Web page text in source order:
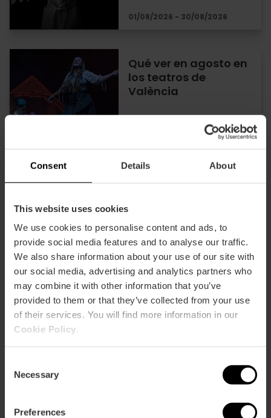
Consent Details About
This website uses cookies
We use cookies to personalise content and ads, to
provide social media features and to analyse our traffic.
We also share information about your use of our site with
our social media, advertising and analytics partners who
may combine it with other information that you’ve
provided to them or that they’ve collected from your use
of their services. You will find more information in our
Cookie Policy
Selection
Necessary
Preferences
01/08/2026 - 30/08/2026
Qué ver en agosto en
los teatros de
València
29/07/2026 - 31/08/2026
Circ Voramar: el
circo vuelve a
28/08/2026 - 06/09/2026